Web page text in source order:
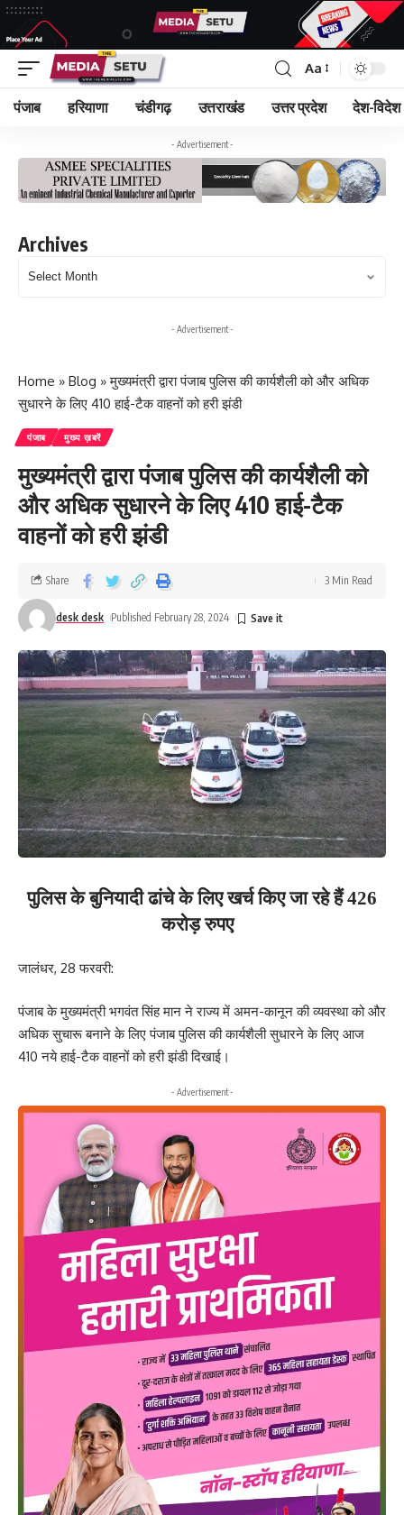
Aa
पंजाब हरियाणा चंडीगढ़ उत्तराखंड उत्तर प्रदेश देश-विदेश
- Advertisement -
Archives
- Advertisement -
Home » Blog »मुख्यमंत्री द्वारा पंजाब पुलिस की कार्यशैली को और अधिक
सुधारने के लिए 410 हाई-टैक वाहनों को हरी झंडी
पंजाब मुख्य ख़बरें
मुख्यमंत्री द्वारा पंजाब पुलिस की कार्यशैली को
और अधिक सुधारने के लिए 410 हाई-टैक
वाहनों को हरी झंडी
desk desk Published February 28, 2024
Share 3 Min Read
पुलिस के बुनियादी ढांचे के लिए खर्च किए जा रहे हैं 426
करोड़ रुपए
जालंधर, 28 फरवरी:
पंजाब के मुख्यमंत्री भगवंत सिंह मान ने राज्य में अमन-कानून की व्यवस्था को और
अधिक सुचारू बनाने के लिए पंजाब पुलिस की कार्यशैली सुधारने के लिए आज
410 नये हाई-टैक वाहनों को हरी झंडी दिखाई।
- Advertisement -